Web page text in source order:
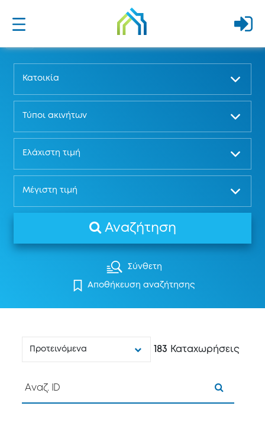
Κατοικία
Τύποι ακινήτων
Ελάχιστη τιμή
Μέγιστη τιμή
Αναζήτηση
Σύνθετη
Αποθήκευση αναζήτησης
Προτεινόμενα 183 Καταχωρήσεις